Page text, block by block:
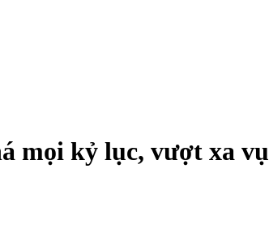
mọi kỷ lục, vượt xa